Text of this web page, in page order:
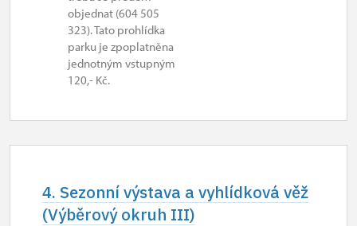
objednat (604 505
323). Tato prohlídka
parku je zpoplatněna
jednotným vstupným
120,- Kč.
4. Sezonní výstava a vyhlídková věž
(Výběrový okruh III)